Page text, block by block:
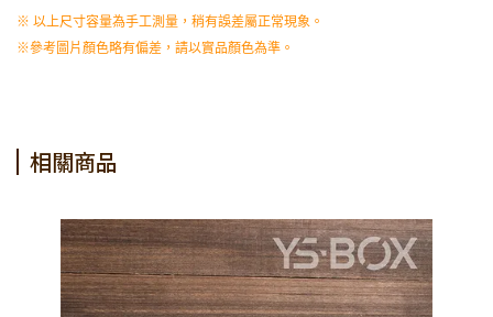
※ 以上尺寸容量為手工測量，稍有誤差屬正常現象。
※參考圖片顏色略有偏差，請以實品顏色為準。
相關商品